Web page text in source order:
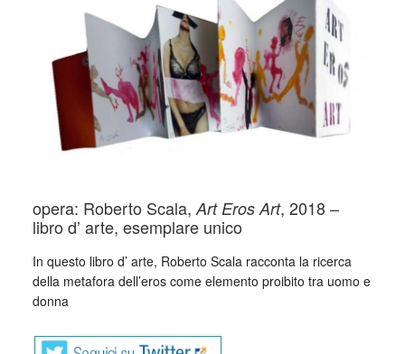
opera: Roberto Scala,Art Eros Art, 2018 –
libro d’ arte, esemplare unico
In questo libro d’ arte, Roberto Scala racconta la ricerca
della metafora dell’eros come elemento proibito tra uomo e
donna